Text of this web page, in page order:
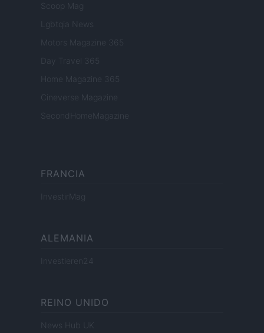
Scoop Mag
Lgbtqia News
Motors Magazine 365
Day Travel 365
Home Magazine 365
Cineverse Magazine
SecondHomeMagazine
FRANCIA
InvestirMag
ALEMANIA
Investieren24
REINO UNIDO
News Hub UK